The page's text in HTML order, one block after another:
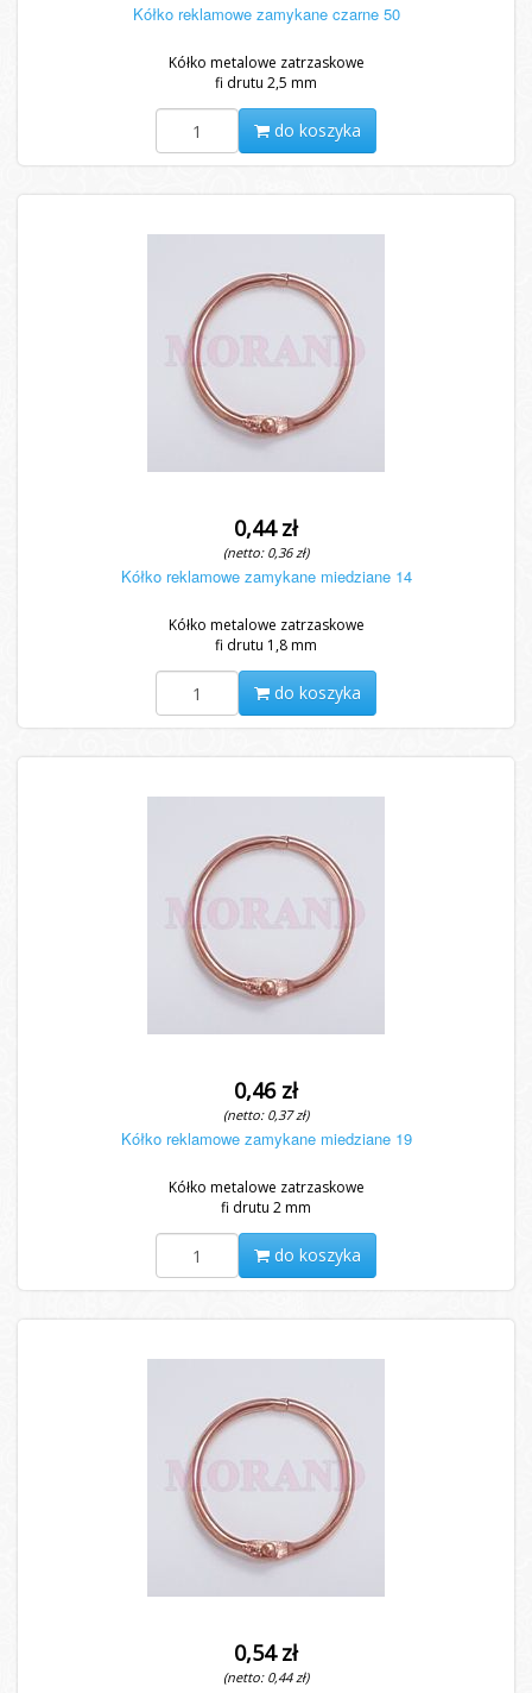
Kółko reklamowe zamykane czarne 50
Kółko metalowe zatrzaskowe
fi drutu 2,5 mm
do koszyka
0,44 zł
(netto: 0,36 zł)
Kółko reklamowe zamykane miedziane 14
Kółko metalowe zatrzaskowe
fi drutu 1,8 mm
do koszyka
0,46 zł
(netto: 0,37 zł)
Kółko reklamowe zamykane miedziane 19
Kółko metalowe zatrzaskowe
fi drutu 2 mm
do koszyka
0,54 zł
(netto: 0,44 zł)